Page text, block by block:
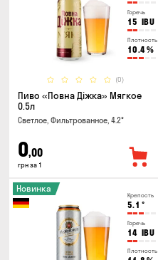
Горечь
15 IBU
Плотность
10.4%
(0)
Пиво «Повна Діжка» Мягкое
0.5л
Светлое, Фильтрованное, 4.2°
0,00
грн за 1
Крепость
5.1 °
Горечь
14 IBU
Плотность
Новинка